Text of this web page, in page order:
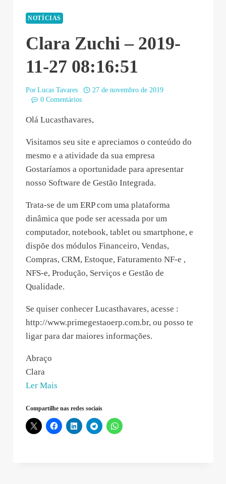
NOTÍCIAS
Clara Zuchi – 2019-
11-27 08:16:51
Por Lucas Tavares
27 de novembro de 2019
0 Comentários
Olá Lucasthavares,
Visitamos seu site e apreciamos o conteúdo do
mesmo e a atividade da sua empresa
Gostaríamos a oportunidade para apresentar
nosso Software de Gestão Integrada.
Trata-se de um ERP com uma plataforma
dinâmica que pode ser acessada por um
computador, notebook, tablet ou smartphone, e
dispõe dos módulos Financeiro, Vendas,
Compras, CRM, Estoque, Faturamento NF-e ,
NFS-e, Produção, Serviços e Gestão de
Qualidade.
Se quiser conhecer Lucasthavares, acesse :
http://www.primegestaoerp.com.br, ou posso te
ligar para dar maiores informações.
Abraço
Clara
Ler Mais
–
2019-
Compartilhe nas redes sociais